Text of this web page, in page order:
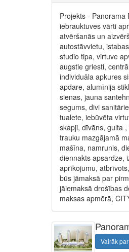
Projekts - Panorama
iebrauktuves vārti
atvēršanās un
autostāvvietu,
studio tipa, virtuve
augstie griesti,
individuāla apkures
apdare, alumīnija
sienas, jauna
segums, divi
tualete, iebūvēta
skapji, dīvāns, gulta
trauku mazgājamā
mašīna, namrunis,
diennakts apsardze,
aprīkojumu,
būs jāmaksā par
jāiemaksā drošības
maksas apmērā,
Vairāk